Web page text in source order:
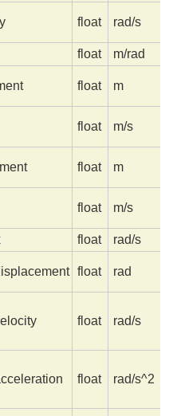
float rad/s
float m/rad
float m
float m/s
float m
float m/s
float rad/s
float rad
float rad/s
float rad/s^2